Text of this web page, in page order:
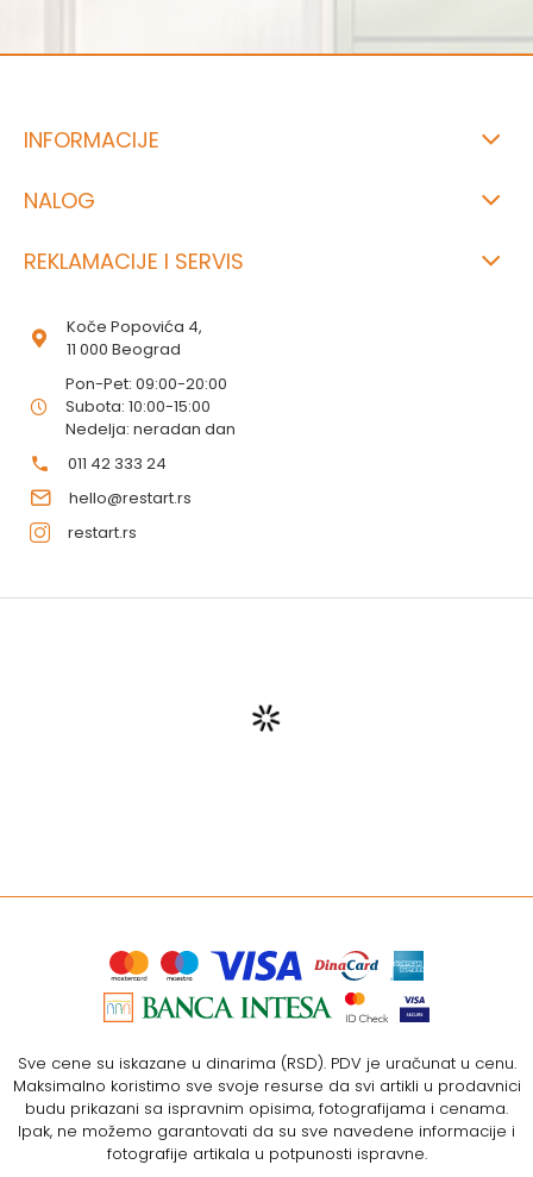
INFORMACIJE
NALOG
REKLAMACIJE I SERVIS
Koče Popovića 4,
11 000 Beograd
Pon-Pet: 09:00-20:00
Subota: 10:00-15:00
Nedelja: neradan dan
011 42 333 24
hello@restart.rs
restart.rs
Sve cene su iskazane u dinarima (RSD). PDV je uračunat u cenu.
Maksimalno koristimo sve svoje resurse da svi artikli u prodavnici
budu prikazani sa ispravnim opisima, fotografijama i cenama.
Ipak, ne možemo garantovati da su sve navedene informacije i
fotografije artikala u potpunosti ispravne.